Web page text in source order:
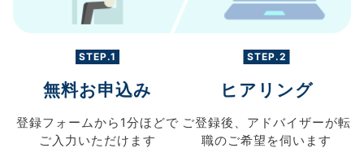
STEP.1
無料お申込み
登録フォームから 1分ほどで
ご入力 いただけます
STEP.2
ヒアリング
ご登録後、 アドバイザーが転
職のご希望を伺います